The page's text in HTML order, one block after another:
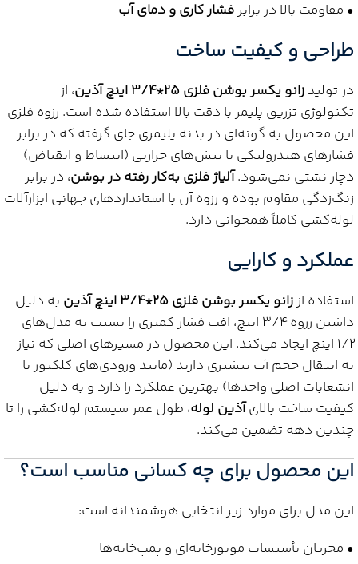
• مقاومت بالا در برابرفشار کاری و دمای آب
طراحی و کیفیت ساخت
در تولیدزانو یکسر بوشن فلزی 25*3/4 اینچ آذین
، از
تکنولوژی تزریق پلیمر با دقت بالا استفاده شده است. رزوه فلزی
این محصول به گونه‌ای در بدنه پلیمری جای گرفته که در برابر
فشارهای هیدرولیکی یا تنش‌های حرارتی (انبساط و انقباض)
دچار نشتی نمی‌شود.آلیاژ فلزی به‌کار رفته در بوشن، در برابر
زنگ‌زدگی مقاوم بوده و رزوه آن با استانداردهای جهانی ابزارآلات
لوله‌کشی کاملاً همخوانی دارد.
عملکرد و کارایی
استفاده اززانو یکسر بوشن فلزی 25*3/4 اینچ آذین
به دلیل
داشتن رزوه 3/4 اینچ، افت فشار کمتری را نسبت به مدل‌های
1/2 اینچ ایجاد می‌کند. این محصول در مسیرهای اصلی که نیاز
به انتقال حجم آب بیشتری دارند (مانند ورودی‌های کلکتور یا
انشعابات اصلی واحدها) بهترین عملکرد را دارد و به دلیل
کیفیت ساخت بالایآذین لوله، طول عمر سیستم لوله‌کشی را تا
چندین دهه تضمین می‌کند.
این محصول برای چه کسانی مناسب است؟
این مدل برای موارد زیر انتخابی هوشمندانه است:
• مجریان تأسیسات موتورخانه‌ای و پمپ‌خانه‌ها